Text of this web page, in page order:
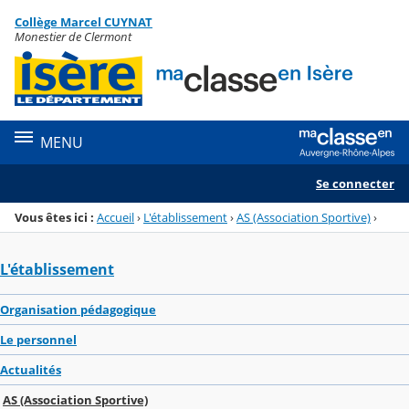
Menu de la rubrique
Contenu
Collège Marcel CUYNAT
Monestier de Clermont
MENU
Se connecter
Vous êtes ici : Accueil› L'établissement›AS (Association Sportive)›
L'établissement
Organisation pédagogique
Le personnel
Actualités
AS (Association Sportive)